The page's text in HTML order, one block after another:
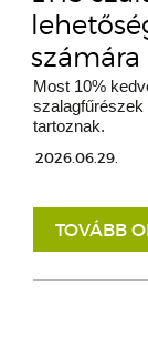
számára
Most 10%
szalagfűrészek
tartoznak.
2026.06.29.
TOVÁBB